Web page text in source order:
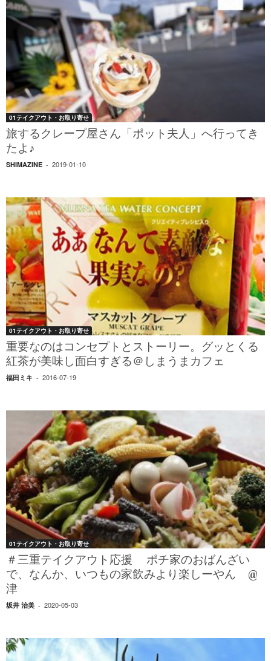
01テイクアウト・お取り寄せ
旅するクレープ屋さん「ポット夫人」へ行ってき
たよ♪
SHIMAZINE - 2019-01-10
01テイクアウト・お取り寄せ
重要なのはコンセプトとストーリー。グッとくる
紅茶が美味し面白すぎる＠しまうまカフェ
福田ミキ - 2016-07-19
01テイクアウト・お取り寄せ
＃三重テイクアウト応援 ポチ家のおばんざい
で、なんか、いつもの家飲みより楽しーやん @
津
坂井 治美 - 2020-05-03